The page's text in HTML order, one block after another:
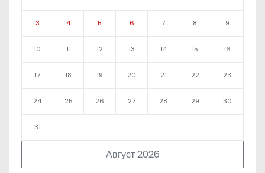
Август 2026
3 4 5 6 7 8 9
10 11 12 13 14 15 16
17 18 19 20 21 22 23
24 25 26 27 28 29 30
31